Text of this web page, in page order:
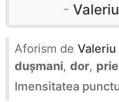
Aforism de
dușmani, dor,
Imensitatea